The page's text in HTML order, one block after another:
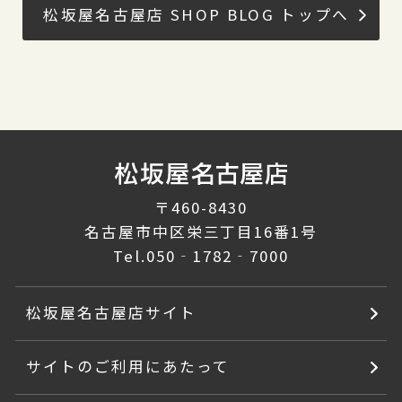
松坂屋名古屋店 SHOP BLOG トップへ
〒460-8430
名古屋市中区栄三丁目16番1号
Tel.050‐1782‐7000
松坂屋名古屋店サイト
サイトのご利用にあたって